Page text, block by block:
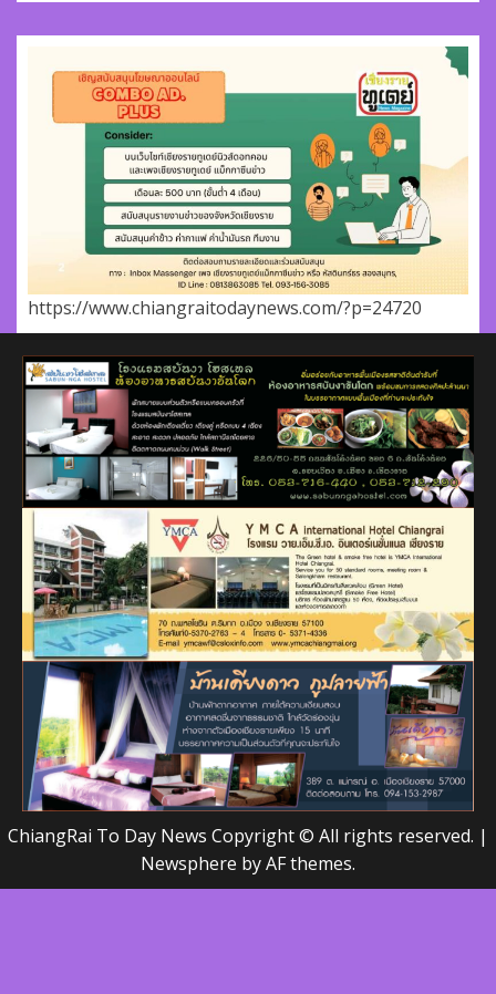
https://www.chiangraitodaynews.com/?p=24720
ChiangRai To Day News Copyright © All rights reserved. |
Newsphere by AF themes.